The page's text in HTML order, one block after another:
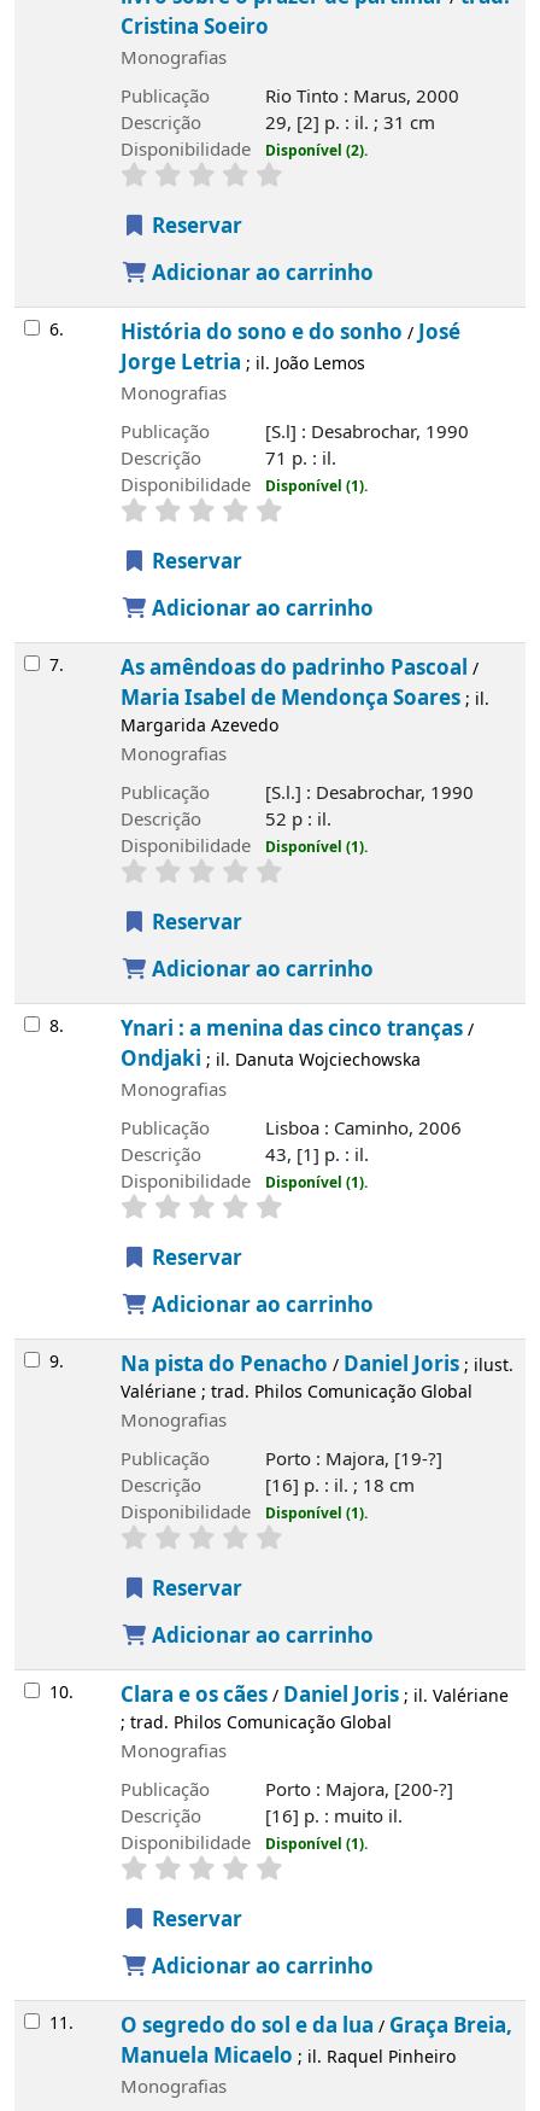
Cristina Soeiro
Monografias
Publicação
Rio Tinto : Marus, 2000
Descrição
29, [2] p. : il. ; 31 cm
Disponibilidade
Disponível (2).
Reservar
Adicionar ao carrinho
6. História do sono e do sonho /José
Jorge Letria ; il. João Lemos
Monografias
Publicação
[S.l] : Desabrochar, 1990
Descrição
71 p. : il.
Disponibilidade
Disponível (1).
Reservar
Adicionar ao carrinho
7. As amêndoas do padrinho Pascoal /
Maria Isabel de Mendonça Soares; il.
Margarida Azevedo
Monografias
Publicação
[S.l.] : Desabrochar, 1990
Descrição
52 p : il.
Disponibilidade
Disponível (1).
Reservar
Adicionar ao carrinho
8. Ynari : a menina das cinco tranças/
Ondjaki ; il. Danuta Wojciechowska
Monografias
Publicação
Lisboa : Caminho, 2006
Descrição
43, [1] p. : il.
Disponibilidade
Disponível (1).
Reservar
Adicionar ao carrinho
9. Na pista do Penacho / Daniel Joris; ilust.
Valériane ; trad. Philos Comunicação Global
Monografias
Publicação
Porto : Majora, [19-?]
Descrição
[16] p. : il. ; 18 cm
Disponibilidade
Disponível (1).
Reservar
Adicionar ao carrinho
10. Clara e os cães/ Daniel Joris; il. Valériane
; trad. Philos Comunicação Global
Monografias
Publicação
Porto : Majora, [200-?]
Descrição
[16] p. : muito il.
Disponibilidade
Disponível (1).
Reservar
Adicionar ao carrinho
11. O segredo do sol e da lua / Graça Breia,
Manuela Micaelo ; il. Raquel Pinheiro
Monografias